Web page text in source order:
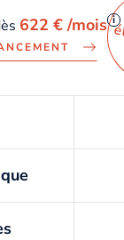
622 €/mois i